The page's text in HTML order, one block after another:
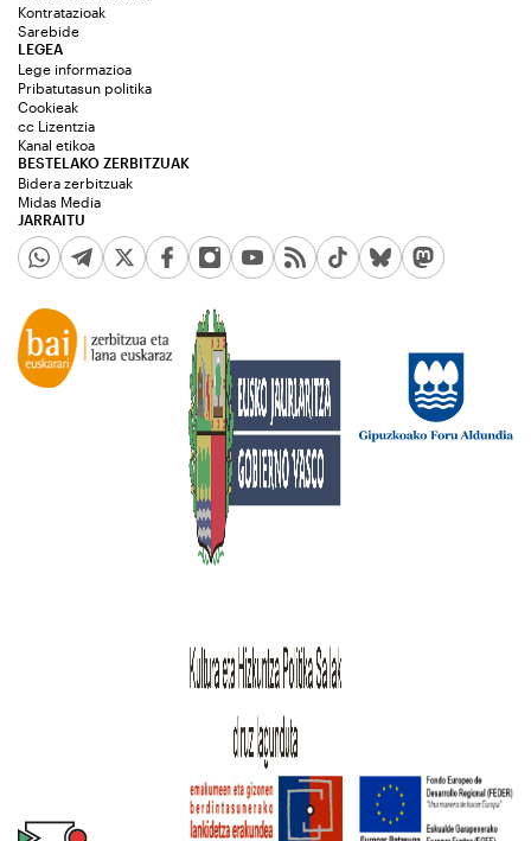
Kontratazioak
Sarebide
JARRAITU
LEGEA
Lege informazioa
Pribatutasun politika
Cookieak
cc Lizentzia
Kanal etikoa
BESTELAKO ZERBITZUAK
Bidera zerbitzuak
Midas Media